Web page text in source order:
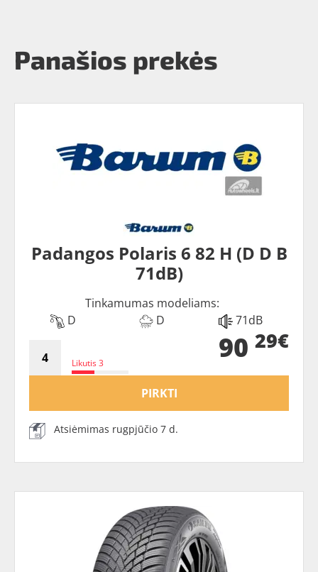
Panašios prekės
Padangos Polaris 6 82 H (D D B
71dB)
Tinkamumas modeliams:
D
D 71dB
Likutis 3 90 29€
PIRKTI
Atsiėmimas rugpjūčio 7 d.